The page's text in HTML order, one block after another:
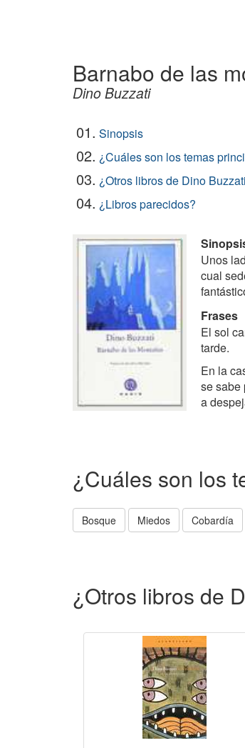
Barnabo de las
Dino Buzzati
01. Sinopsis
02. ¿Cuáles son los temas
03. ¿Otros libros de Dino
04. ¿Libros parecidos?
Unos
cual
Frases
El sol
tarde.
En la
se sabe
a
¿Cuáles son los
Bosque Miedos Cobardía
¿Otros libros de